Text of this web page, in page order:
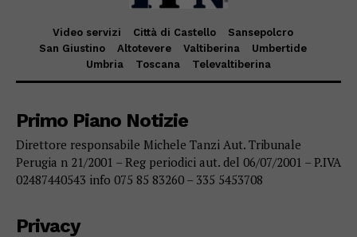
Video servizi Città di Castello
Sansepolcro
San Giustino
Altotevere Valtiberina
Umbertide
Umbria
Toscana Televaltiberina
Primo Piano Notizie
Direttore responsabile Michele Tanzi Aut. Tribunale
Perugia n 21/2001 – Reg periodici aut. del 06/07/2001 – P.IVA
02487440543 info 075 85 83260 – 335 5453708
Privacy